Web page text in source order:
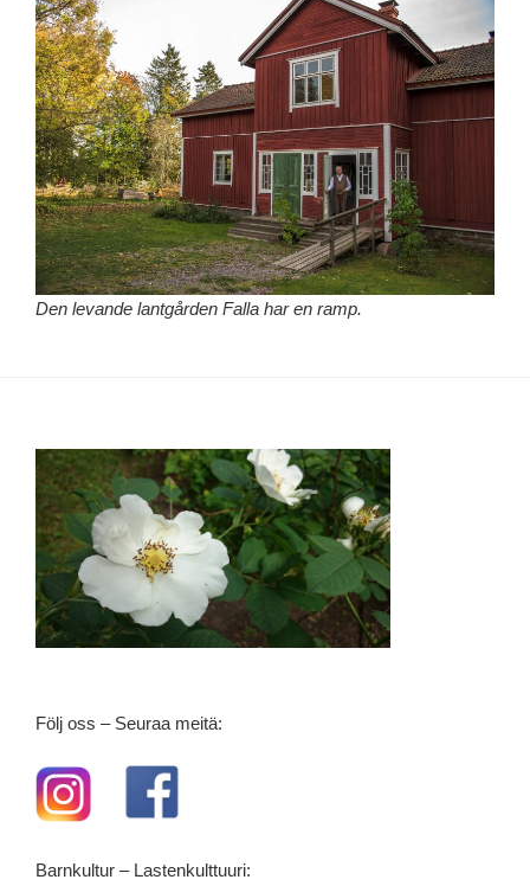
Den levande lantgården Falla har en ramp.
Följ oss – Seuraa meitä:
Barnkultur – Lastenkulttuuri: